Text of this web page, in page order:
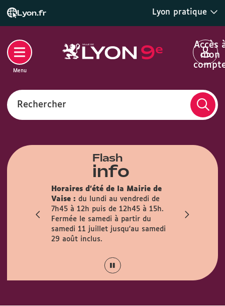
Lyon.fr Lyon pratique
Rechercher
Accès
mon
Menu
Flash
info
Horaires d'été de la Mairie de
Vaise : du lundi au vendredi de
7h45 à 12h puis de 12h45 à 15h.
Fermée le samedi à partir du
samedi 11 juillet jusqu'au samedi
29 août inclus.